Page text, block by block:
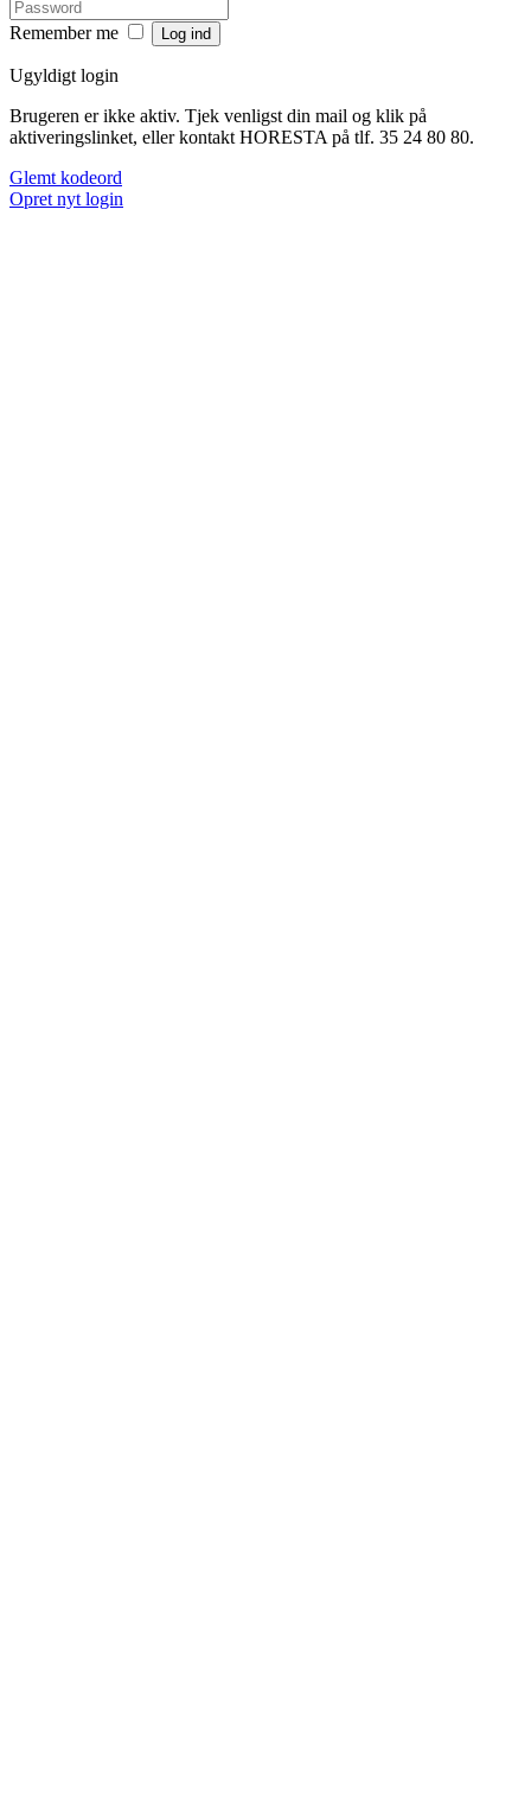
Remember me
Ugyldigt login
Brugeren er ikke aktiv. Tjek venligst din mail og klik på
aktiveringslinket, eller kontakt HORESTA på tlf. 35 24 80 80.
Glemt kodeord
Opret nyt login